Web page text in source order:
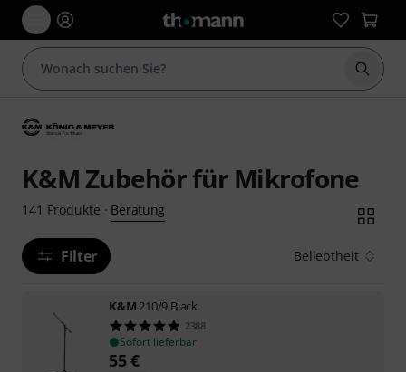
Suche
K&M Zubehör für Mikrofone
141 Produkte · Beratung
Filter Beliebtheit
K&M 210/9 Black
2388
Sofort lieferbar
55€